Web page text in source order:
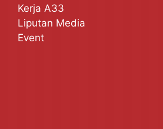
Kerja A33
Liputan Media
Event